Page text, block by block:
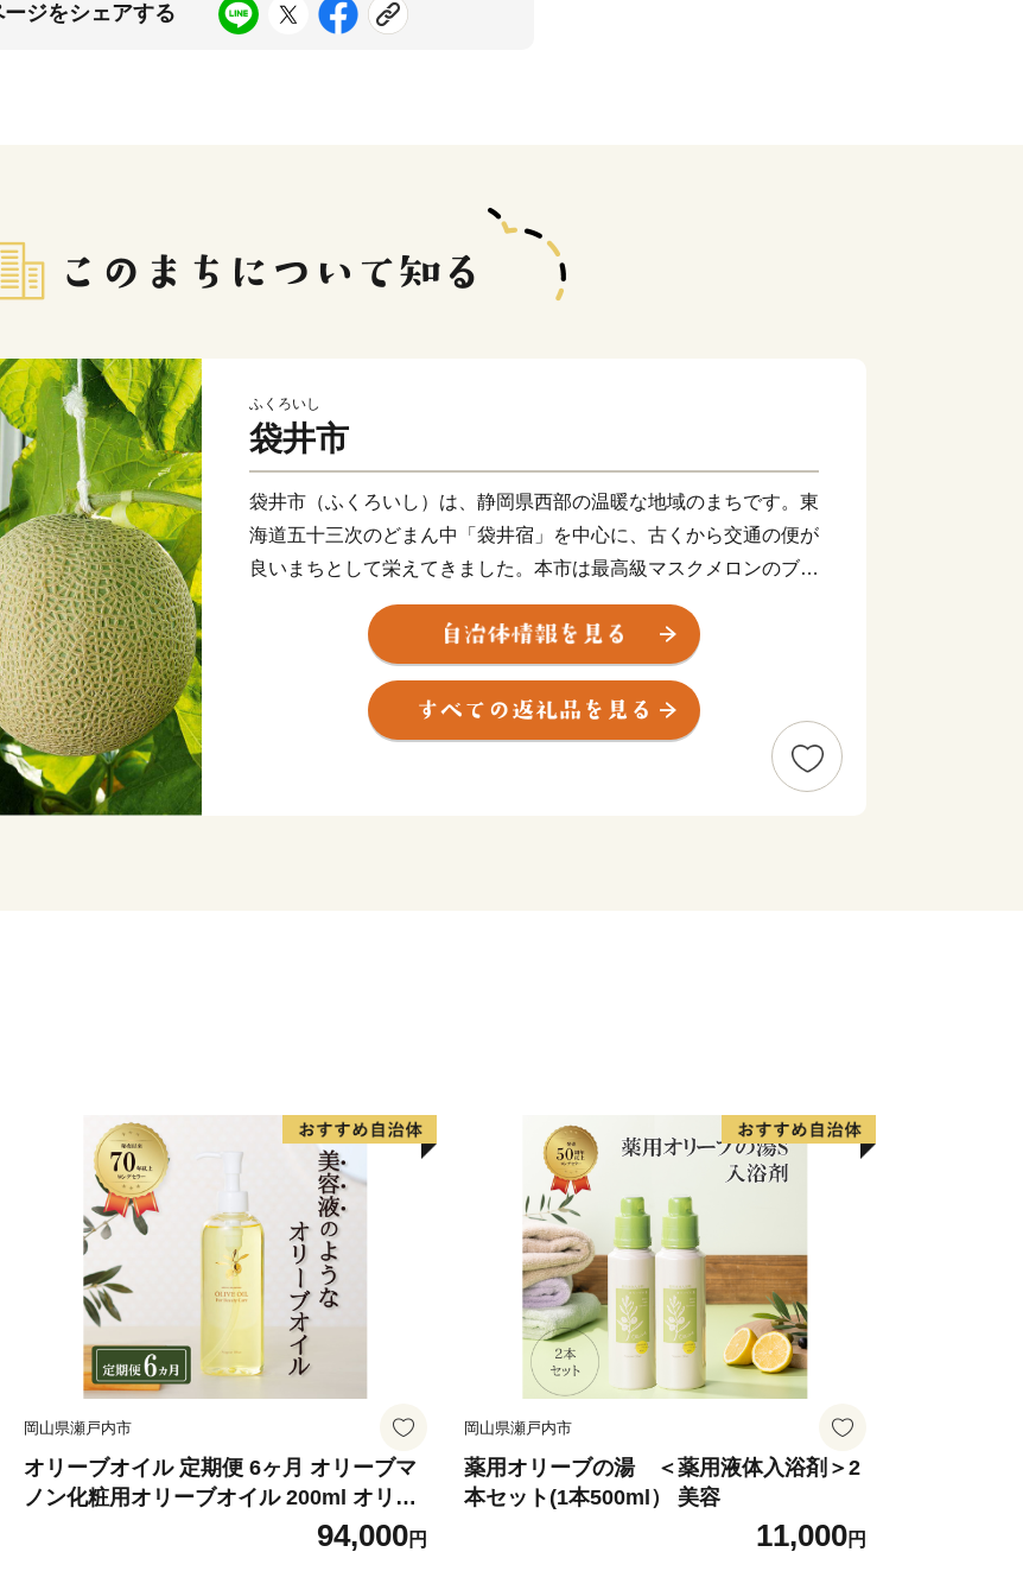
ージをシェアする
ふくろいし
袋井市
袋井市（ふくろいし）は、静岡県西部の温暖な地域のまちです。東
海道五十三次のどまん中「袋井宿」を中心に、古くから交通の便が
良いまちとして栄えてきました。本市は最高級マスクメロンのブラ
ンド「クラウンメロン」や風味豊かな緑茶の産地としても有名で
す。豊かな自然と古い歴史に恵まれた袋井市。「活力と創造で 未
来を先取る 日本一健康文化都市 ふくろい」の挑戦へのご声援を
よろしくお願いします。
岡山県瀬戸内市
オリーブオイル 定期便 6ヶ月 オリーブマ
ノン化粧用オリーブオイル 200ml オリー
ブ オイル 美容 スキンケア 化粧用 油 オリ
94,000円
岡山県瀬戸内市
薬用オリーブの湯 ＜薬用液体入浴剤＞2
本セット(1本500ml） 美容
11,000円